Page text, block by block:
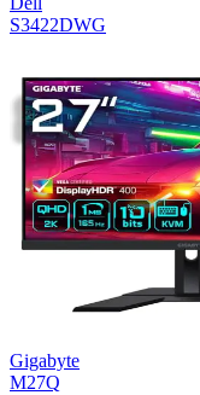
S3422DWG
Gigabyte
M27Q